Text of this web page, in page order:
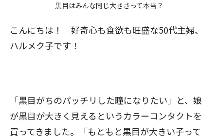
黒目はみんな同じ大きさって本当？
こんにちは！ 好奇心も食欲も旺盛な50代主婦、
ハルメク子です！
「黒目がちのパッチリした瞳になりたい」と、娘
が黒目が大きく見えるというカラーコンタクトを
買ってきました。「もともと黒目が大きい子って